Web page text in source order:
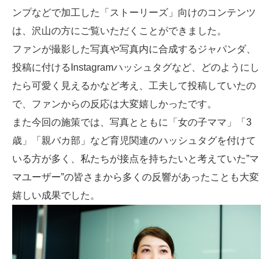
ンプなどで加工した「ストーリーズ」向けのコンテンツ
は、沢山の方にご覧いただくことができました。
ファンが撮影した写真や写真内に合成するジャパンダ、
投稿に付けるInstagramハッシュタグなど、どのようにし
たら可愛く見えるかなど考え、工夫して投稿していたの
で、ファンからの反応は大変嬉しかったです。
また今回の施策では、写真とともに「女の子ママ」「3
歳」「親バカ部」など育児関連のハッシュタグを付けて
いる方が多く、私たちが接点を持ちたいと考えていた”マ
マユーザー”の皆さまから多くの反響があったことも大変
嬉しい成果でした。